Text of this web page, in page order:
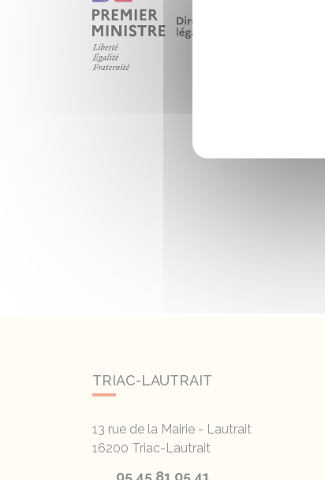
TRIAC-LAUTRAIT
13 rue de la Mairie - Lautrait
16200 Triac-Lautrait